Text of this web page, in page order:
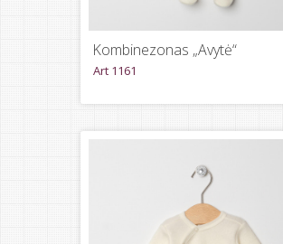
Kombinezonas „Avytė“
Art 1161